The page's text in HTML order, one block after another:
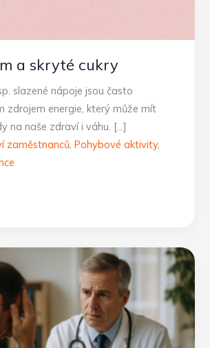
a skryté cukry
slazené nápoje jsou často
zdrojem energie, který může mít
na naše zdraví i váhu. […]
zaměstnanců ,Pohybové aktivity,